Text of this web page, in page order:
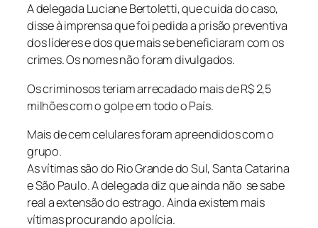
A delegada Luciane Bertoletti, que cuida do caso,
disse à imprensa que foi pedida a prisão preventiva
dos líderes e dos que mais se beneficiaram com os
crimes. Os nomes não foram divulgados.
Os criminosos teriam arrecadado mais de R$ 2,5
milhões com o golpe em todo o País.
Mais de cem celulares foram apreendidos com o
grupo.
As vítimas são do Rio Grande do Sul, Santa Catarina
e São Paulo. A delegada diz que ainda não se sabe
real a extensão do estrago. Ainda existem mais
vítimas procurando a polícia.